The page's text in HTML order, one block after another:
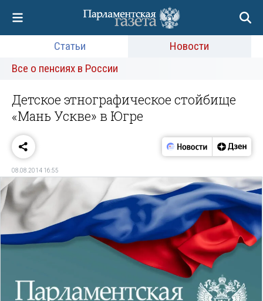
Статьи
Новости
Все о пенсиях в России
Детское этнографическое стойбище
«Мань Ускве» в Югре
08.08.2014 16:55